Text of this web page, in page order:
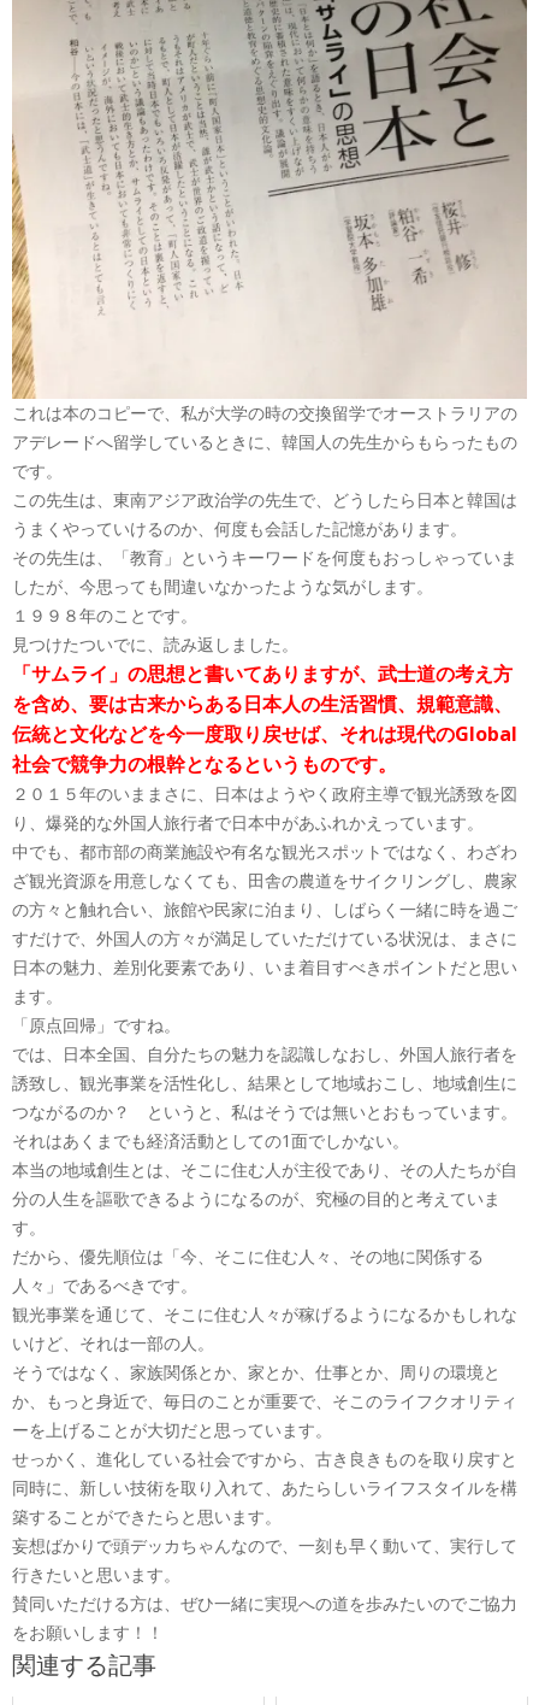
これは本のコピーで、私が大学の時の交換留学でオーストラリアの
アデレードへ留学しているときに、韓国人の先生からもらったもの
です。
この先生は、東南アジア政治学の先生で、どうしたら日本と韓国は
うまくやっていけるのか、何度も会話した記憶があります。
その先生は、「教育」というキーワードを何度もおっしゃっていま
したが、今思っても間違いなかったような気がします。
１９９８年のことです。
見つけたついでに、読み返しました。
「サムライ」の思想と書いてありますが、武士道の考え方
を含め、要は古来からある日本人の生活習慣、規範意識、
伝統と文化などを今一度取り戻せば、それは現代のGlobal
社会で競争力の根幹となるというものです。
２０１５年のいままさに、日本はようやく政府主導で観光誘致を図
り、爆発的な外国人旅行者で日本中があふれかえっています。
中でも、都市部の商業施設や有名な観光スポットではなく、わざわ
ざ観光資源を用意しなくても、田舎の農道をサイクリングし、農家
の方々と触れ合い、旅館や民家に泊まり、しばらく一緒に時を過ご
すだけで、外国人の方々が満足していただけている状況は、まさに
日本の魅力、差別化要素であり、いま着目すべきポイントだと思い
ます。
「原点回帰」ですね。
では、日本全国、自分たちの魅力を認識しなおし、外国人旅行者を
誘致し、観光事業を活性化し、結果として地域おこし、地域創生に
つながるのか？ というと、私はそうでは無いとおもっています。
それはあくまでも経済活動としての1面でしかない。
本当の地域創生とは、そこに住む人が主役であり、その人たちが自
分の人生を謳歌できるようになるのが、究極の目的と考えていま
す。
だから、優先順位は「今、そこに住む人々、その地に関係する
人々」であるべきです。
観光事業を通じて、そこに住む人々が稼げるようになるかもしれな
いけど、それは一部の人。
そうではなく、家族関係とか、家とか、仕事とか、周りの環境と
か、もっと身近で、毎日のことが重要で、そこのライフクオリティ
ーを上げることが大切だと思っています。
せっかく、進化している社会ですから、古き良きものを取り戻すと
同時に、新しい技術を取り入れて、あたらしいライフスタイルを構
築することができたらと思います。
妄想ばかりで頭デッカちゃんなので、一刻も早く動いて、実行して
行きたいと思います。
賛同いただける方は、ぜひ一緒に実現への道を歩みたいのでご協力
をお願いします！！
関連する記事